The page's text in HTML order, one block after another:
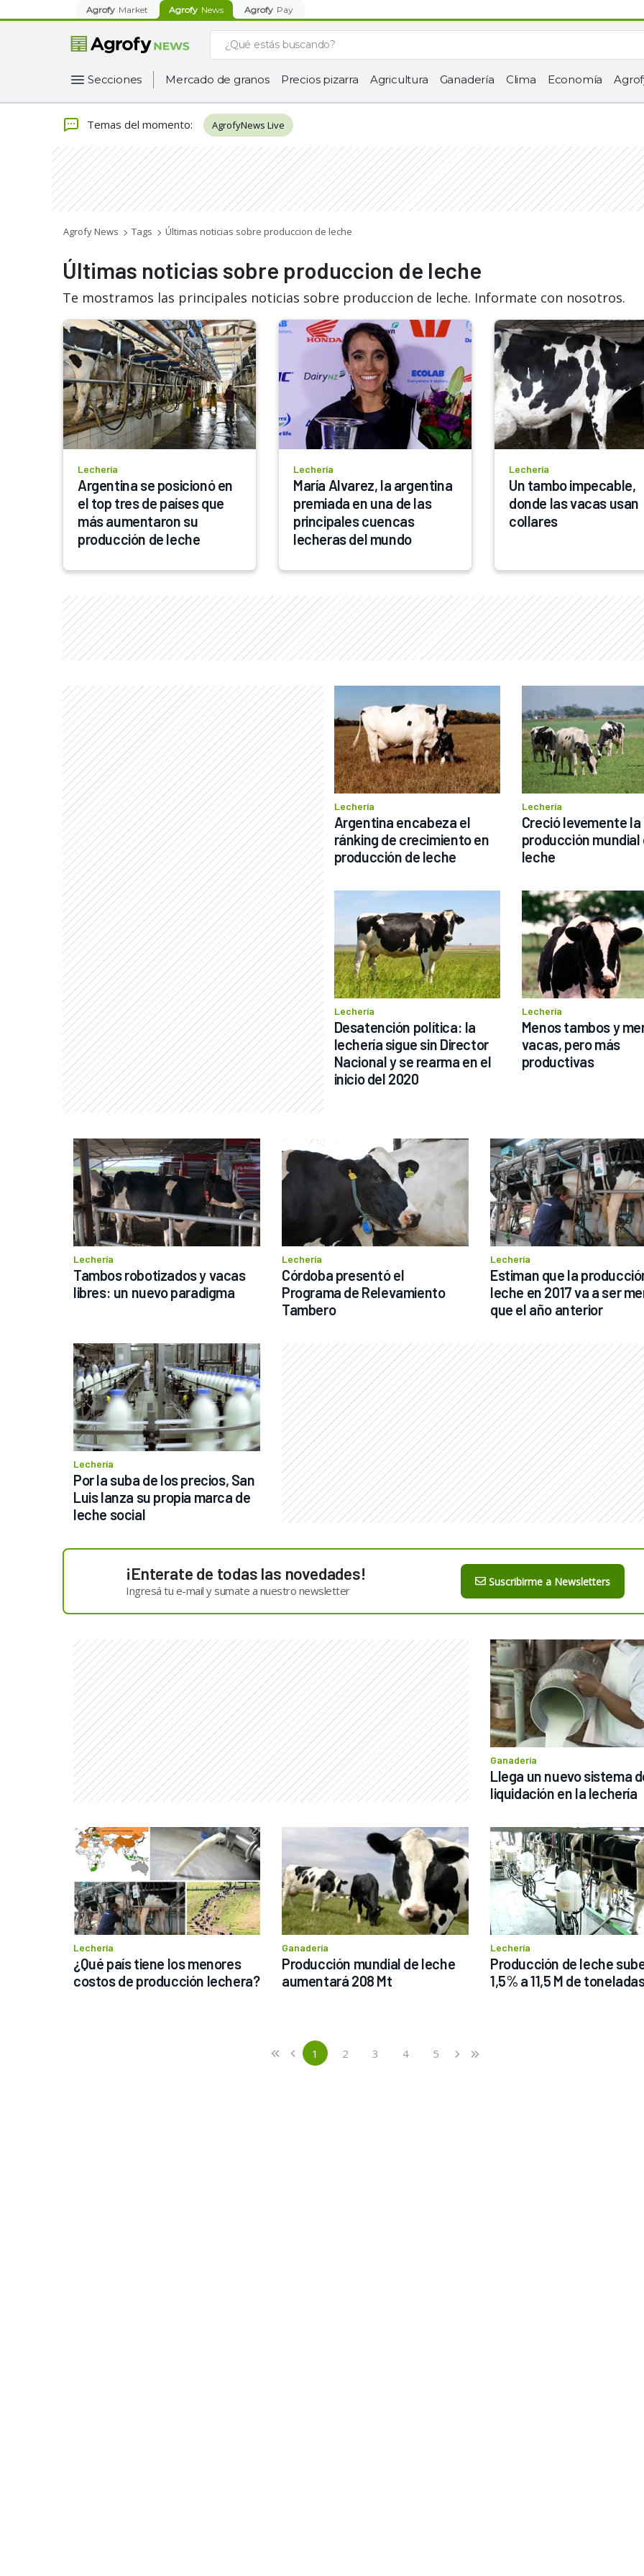
Agrofy Market Agrofy News Agrofy Pay
Secciones Mercado de granos Precios pizarra Agricultura Ganadería Clima Economía
Temas del momento: AgrofyNews Live
Agrofy News Tags Últimas noticias sobre produccion de leche
Últimas noticias sobre produccion de leche
Te mostramos las principales noticias sobre produccion de leche. Informate con nosotros.
Lechería
Argentina se posicionó en
el top tres de países que
más aumentaron su
producción de leche
Lechería
María Alvarez, la argentina
premiada en una de las
principales cuencas
lecheras del mundo
Lechería
Un tambo impecable,
donde las vacas usan
collares
Lechería
Argentina encabeza el
ránking de crecimiento en
producción de leche
Lechería
Creció levemente la
producción mundial
leche
Lechería
Desatención política: la
lechería sigue sin Director
Nacional y se rearma en el
inicio del 2020
Lechería
Menos tambos y
vacas, pero más
productivas
Lechería
Tambos robotizados y vacas
libres: un nuevo paradigma
Lechería
Córdoba presentó el
Programa de Relevamiento
Tambero
Lechería
Estiman que la
leche en 2017 va a ser
que el año anterior
Lechería
Por la suba de los precios, San
Luis lanza su propia marca de
leche social
¡Enterate de todas las novedades!
Ingresá tu e-mail y sumate a nuestro newsletter
Suscribirme a Newsletters
Ganadería
Llega un nuevo sistema
liquidación en la lechería
Lechería
¿Qué país tiene los menores
costos de producción lechera?
Ganadería
Producción mundial de leche
aumentará 208 Mt
Lechería
Producción de leche
1,5% a 11,5 M de
«
First ‹
Previous 1(current)
2 3 4 5 ›
Next
»
Last